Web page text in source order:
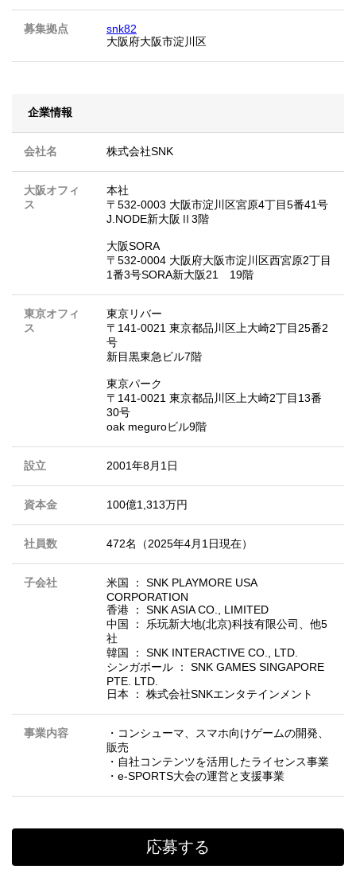
募集拠点
snk82
大阪府大阪市淀川区
企業情報
会社名 株式会社SNK
大阪オフィ
ス
本社
〒532-0003 大阪市淀川区宮原4丁目5番41号
J.NODE新大阪Ⅱ3階
大阪SORA
〒532-0004 大阪府大阪市淀川区西宮原2丁目
1番3号SORA新大阪21 19階
東京オフィ
ス
東京リバー
〒141-0021 東京都品川区上大崎2丁目25番2
号
新目黒東急ビル7階
東京パーク
〒141-0021 東京都品川区上大崎2丁目13番
30号
oak meguroビル9階
設立 2001年8月1日
資本金 100億1,313万円
社員数 472名（2025年4月1日現在）
子会社
米国 ： SNK PLAYMORE USA
CORPORATION
香港 ： SNK ASIA CO., LIMITED
中国 ： 乐玩新大地(北京)科技有限公司、他5
社
韓国 ： SNK INTERACTIVE CO., LTD.
シンガポール ： SNK GAMES SINGAPORE
PTE. LTD.
日本 ： 株式会社SNKエンタテインメント
事業内容
・コンシューマ、スマホ向けゲームの開発、
販売
・自社コンテンツを活用したライセンス事業
・e-SPORTS大会の運営と支援事業
応募する